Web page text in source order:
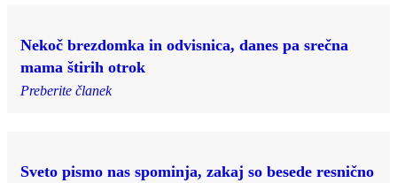
Nekoč brezdomka in odvisnica, danes pa srečna
mama štirih otrok
Preberite članek
Sveto pismo nas spominja, zakaj so besede resnično